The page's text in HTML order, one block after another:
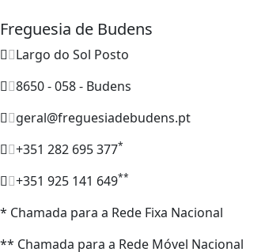
Freguesia de Budens
Largo do Sol Posto
8650 - 058 - Budens
geral@freguesiadebudens.pt
+351 282 695 377*
+351 925 141 649**
* Chamada para a Rede Fixa Nacional
** Chamada para a Rede Móvel Nacional